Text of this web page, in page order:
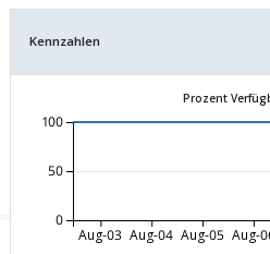
Kennzahlen
Prozent
Aug-03 Aug-04 Aug-05 Aug-
0
50
100